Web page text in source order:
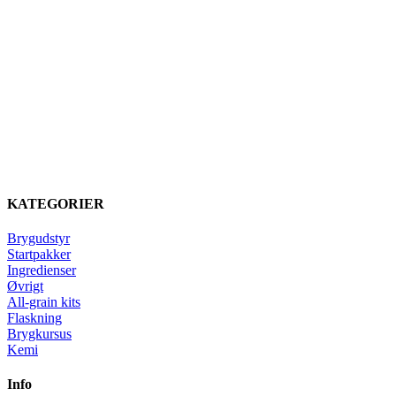
KATEGORIER
Brygudstyr
Startpakker
Ingredienser
Øvrigt
All-grain kits
Flaskning
Brygkursus
Kemi
Info